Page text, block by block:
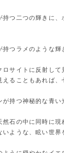
つ二つの輝きに、
つラメのような輝
ロサイトに反射して
ることもあれば、
持つ神秘的な青い
石の中に同時に現
ような、眩い世界